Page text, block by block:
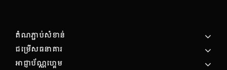
តំណភ្ជាប់សំខាន់
ជម្រើសធនាគារ
អាជ្ញាប័ណ្ណហ្គេម